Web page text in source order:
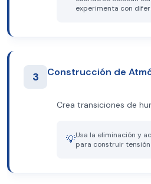
experimenta con
3 Construcción de
Crea transiciones de
💡Usa la eliminación y
para construir